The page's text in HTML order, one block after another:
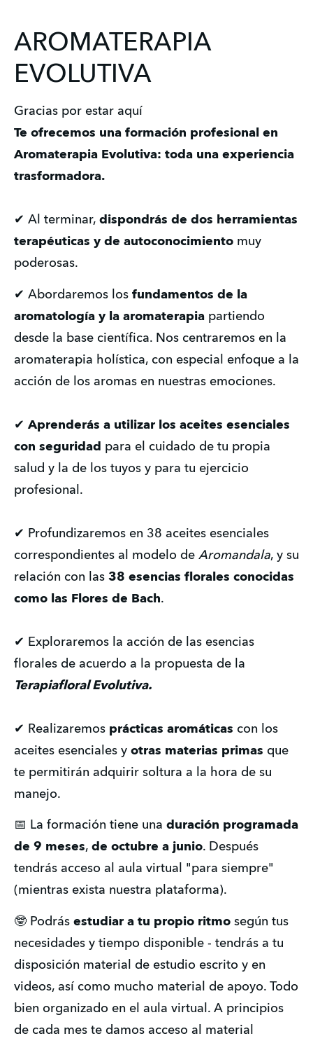
AROMATERAPIA
EVOLUTIVA
Gracias por estar aquí
Te ofrecemos una formación profesional en
Aromaterapia Evolutiva: toda una experiencia
trasformadora.
✔ Al terminar, dispondrás de dos herramientas
terapéuticas y de autoconocimiento muy
poderosas.
✔ Abordaremos los fundamentos de la
aromatología y la aromaterapia partiendo
desde la base científica. Nos centraremos en la
aromaterapia holística, con especial enfoque a la
acción de los aromas en nuestras emociones.
✔ Aprenderás a utilizar los aceites esenciales
con seguridad para el cuidado de tu propia
salud y la de los tuyos y para tu ejercicio
profesional.
✔ Profundizaremos en 38 aceites esenciales
correspondientes al modelo de Aromandala, y su
relación con las 38 esencias florales conocidas
como las Flores de Bach.
✔ Exploraremos la acción de las esencias
Terapiafloral Evolutiva.
✔ Realizaremos prácticas aromáticas con los
aceites esenciales y otras materias primas que
te permitirán adquirir soltura a la hora de su
manejo.
📅 La formación tiene una duración programada
de 9 meses, de octubre a junio. Después
tendrás acceso al aula virtual "para siempre"
(mientras exista nuestra plataforma).
🤓 Podrás estudiar a tu propio ritmo según tus
necesidades y tiempo disponible - tendrás a tu
disposición material de estudio escrito y en
videos, así como mucho material de apoyo. Todo
bien organizado en el aula virtual. A principios
de cada mes te damos acceso al material